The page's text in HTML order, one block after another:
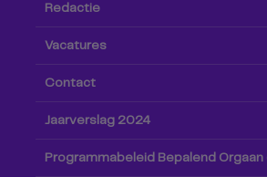
Redactie
Vacatures
Contact
Jaarverslag 2024
Programmabeleid Bepalend Orgaan